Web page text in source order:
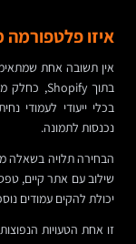
איזו
נכנסות לתמונה.
שילוב עם אתר קיים,
יכולת להקים עמודים
זו אחת הטעויות